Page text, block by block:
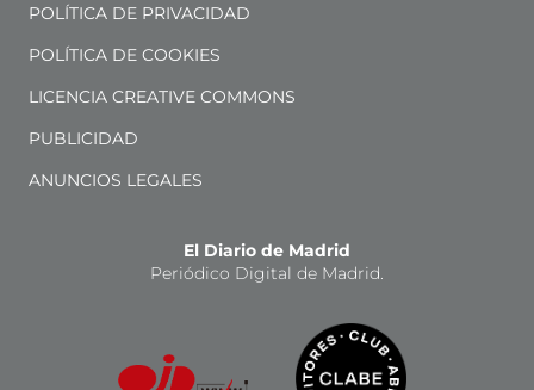
POLÍTICA DE PRIVACIDAD
POLÍTICA DE COOKIES
LICENCIA CREATIVE COMMONS
PUBLICIDAD
ANUNCIOS LEGALES
El Diario de Madrid
Periódico Digital de Madrid.